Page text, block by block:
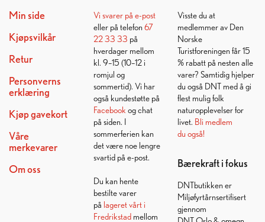
Min side
Kjøpsvilkår
Retur
Personverns
erklæring
Kjøp gavekort
Våre
merkevarer
Om oss
Vi svarer på e-post
eller på telefon 67
22 33 33 på
hverdager mellom
kl. 9–15 (10–12 i
romjul og
sommertid). Vi har
også kundestøtte på
Facebook og chat
på siden. I
sommerferien kan
det være noe lengre
svartid på e-post.
Du kan hente
bestilte varer
på lageret vårt i
Fredrikstadmellom
Visste du at
medlemmer av Den
Norske
Turistforeningen får 15
% rabatt på nesten alle
varer? Samtidig hjelper
du også DNT med å gi
flest mulig folk
naturopplevelser for
livet. Bli medlem
du også!
Bærekraft i fokus
DNTbutikken er
Miljøfyrtårnsertifisert
gjennom